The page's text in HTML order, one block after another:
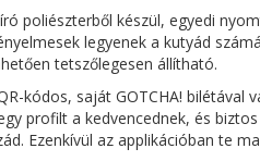
poliészterből készül, egyedi
legyenek a kutyád
tetszőlegesen állítható.
kódos, saját GOTCHA!
profilt a kedvencednek, és
Ezenkívül az applikációban te